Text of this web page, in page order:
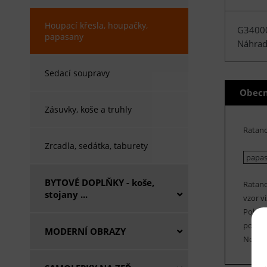
Houpací křesla, houpačky,
papasany
Sedací soupravy
Zásuvky, koše a truhly
Zrcadla, sedátka, taburety
BYTOVÉ DOPLŇKY - koše,
stojany ...
MODERNÍ OBRAZY
vzor
Polstr